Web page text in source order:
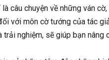
câu chuyện về những ván
với môn cờ tướng của tác
nghiệm, sẽ giúp bạn nâng